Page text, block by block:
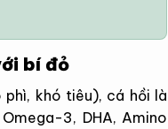
bí đỏ
khó tiêu), cá hồi là
3, DHA, Amino